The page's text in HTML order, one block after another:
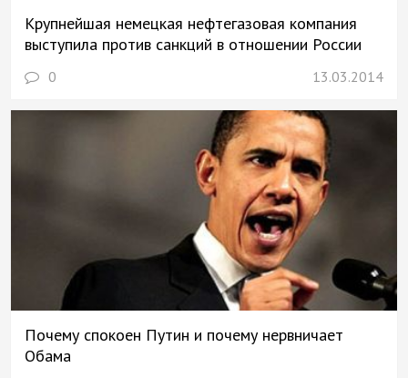
Крупнейшая немецкая нефтегазовая компания
выступила против санкций в отношении России
0 13.03.2014
Почему спокоен Путин и почему нервничает
Обама